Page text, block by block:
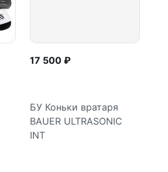
17 500 ₽
БУ Коньки вратаря
BAUER ULTRASONIC
INT